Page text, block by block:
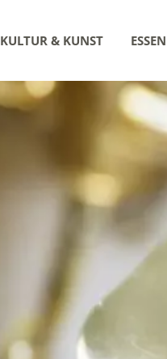
KULTUR & KUNST